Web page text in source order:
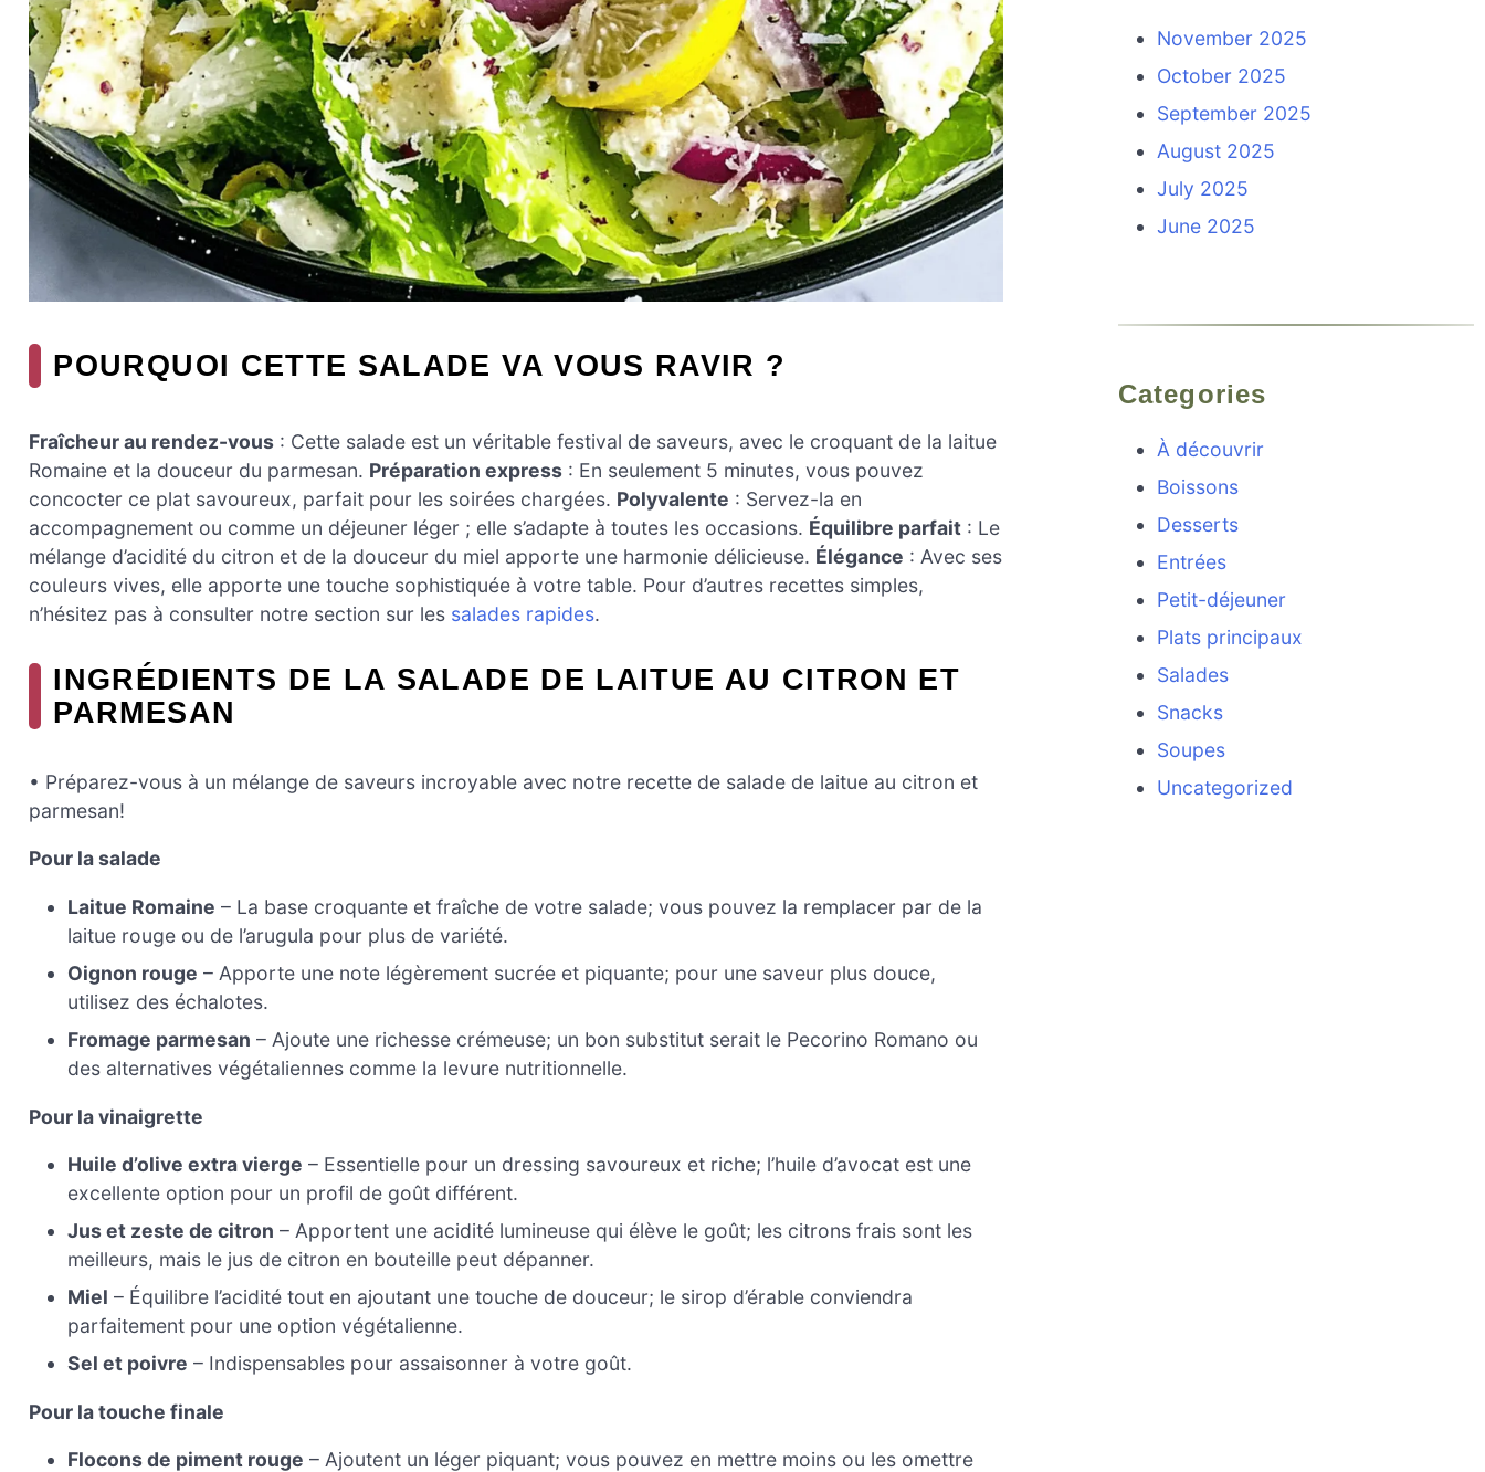
POURQUOI CETTE SALADE VA VOUS RAVIR ?
Fraîcheur au rendez-vous : Cette salade est un véritable festival de saveurs, avec le croquant de la laitue
Romaine et la douceur du parmesan. Préparation express : En seulement 5 minutes, vous pouvez
concocter ce plat savoureux, parfait pour les soirées chargées. Polyvalente : Servez-la en
accompagnement ou comme un déjeuner léger ; elle s’adapte à toutes les occasions. Équilibre parfait : Le
mélange d’acidité du citron et de la douceur du miel apporte une harmonie délicieuse. Élégance : Avec ses
couleurs vives, elle apporte une touche sophistiquée à votre table. Pour d’autres recettes simples,
n’hésitez pas à consulter notre section sur les salades rapides.
INGRÉDIENTS DE LA SALADE DE LAITUE AU CITRON ET
PARMESAN
• Préparez-vous à un mélange de saveurs incroyable avec notre recette de salade de laitue au citron et
parmesan!
Pour la salade
Laitue Romaine – La base croquante et fraîche de votre salade; vous pouvez la remplacer par de la
laitue rouge ou de l’arugula pour plus de variété.
Oignon rouge – Apporte une note légèrement sucrée et piquante; pour une saveur plus douce,
utilisez des échalotes.
Fromage parmesan – Ajoute une richesse crémeuse; un bon substitut serait le Pecorino Romano ou
des alternatives végétaliennes comme la levure nutritionnelle.
Pour la vinaigrette
Huile d’olive extra vierge – Essentielle pour un dressing savoureux et riche; l’huile d’avocat est une
excellente option pour un profil de goût différent.
Jus et zeste de citron – Apportent une acidité lumineuse qui élève le goût; les citrons frais sont les
meilleurs, mais le jus de citron en bouteille peut dépanner.
Miel – Équilibre l’acidité tout en ajoutant une touche de douceur; le sirop d’érable conviendra
parfaitement pour une option végétalienne.
Sel et poivre – Indispensables pour assaisonner à votre goût.
Pour la touche finale
Flocons de piment rouge – Ajoutent un léger piquant; vous pouvez en mettre moins ou les omettre
November 2025
October 2025
September 2025
August 2025
July 2025
June 2025
Categories
À découvrir
Boissons
Desserts
Entrées
Petit-déjeuner
Plats principaux
Salades
Snacks
Soupes
Uncategorized